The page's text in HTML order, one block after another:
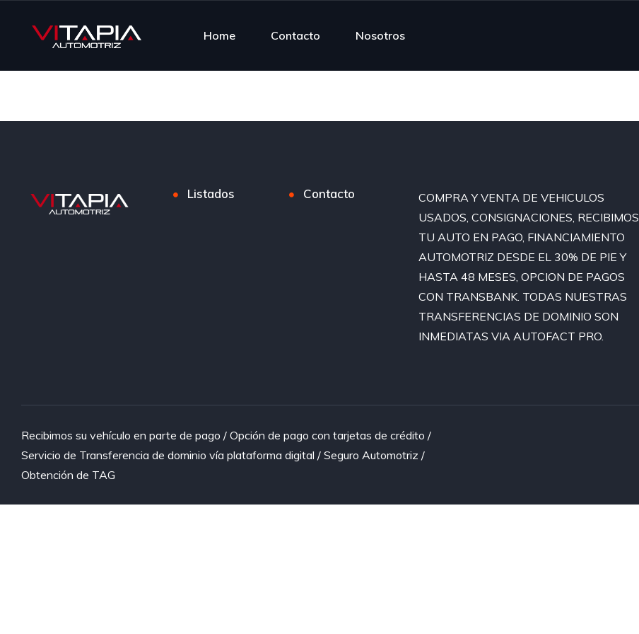
Home Contacto Nosotros
Listados Contacto
COMPRA Y VENTA DE VEHICULOS
USADOS, CONSIGNACIONES, RECIBIMOS
TU AUTO EN PAGO, FINANCIAMIENTO
AUTOMOTRIZ DESDE EL 30% DE PIE Y
HASTA 48 MESES, OPCION DE PAGOS
CON TRANSBANK. TODAS NUESTRAS
TRANSFERENCIAS DE DOMINIO SON
INMEDIATAS VIA AUTOFACT PRO.
Recibimos su vehículo en parte de pago / Opción de pago con tarjetas de crédito /
Servicio de Transferencia de dominio vía plataforma digital / Seguro Automotriz /
Obtención de TAG